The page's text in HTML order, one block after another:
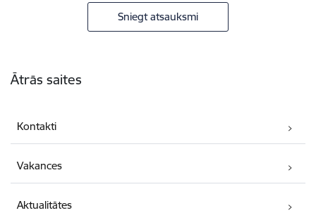
Sniegt atsauksmi
Ātrās saites
Kontakti
Vakances
Aktualitātes